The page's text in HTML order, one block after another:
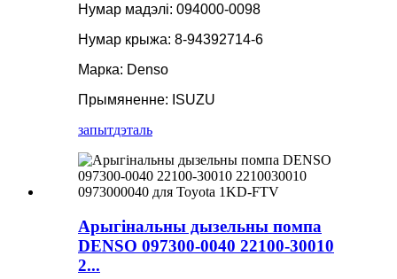
Нумар мадэлі: 094000-0098
Нумар крыжа: 8-94392714-6
Марка: Denso
Прымяненне: ISUZU
запытдэталь
Арыгінальны дызельны помпа
DENSO 097300-0040 22100-30010
2...